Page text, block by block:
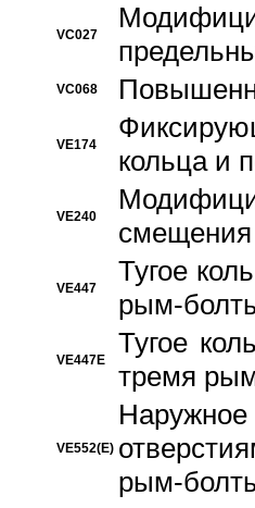
VC027
VC068
VE174
кольца и
VE240
смещения
VE447
Тугое
рым-
VE447E
Тугое
тремя
VE552(E)
рым-